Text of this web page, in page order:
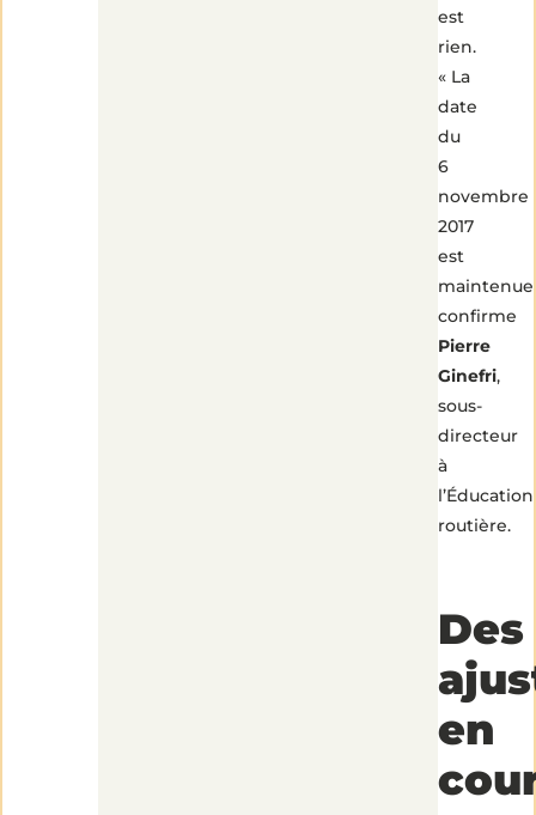
est
rien.
« La
date
du
6
novembre
2017
est
maintenue
confirme
Pierre
Ginefri,
sous-
directeur
à
l’Éducation
routière.
Des
en